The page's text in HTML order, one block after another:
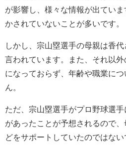
が影響し、様々な情報が出てい
かされていないことが多いです。
しかし、宗山塁選手の母親は香
言われています。また、それ以
になっておらず、年齢や職業に
ん。
ただ、宗山塁選手がプロ野球選
があったことが予想されるので
どをサポートしていたのではない